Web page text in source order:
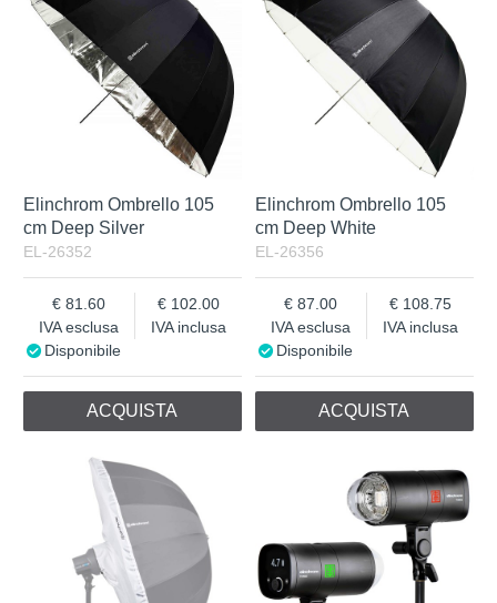
Elinchrom Ombrello 105
cm Deep Silver
EL-26352
IVA esclusa
81.60
IVA inclusa
102.00
Disponibile
ACQUISTA
Elinchrom Ombrello 105
cm Deep White
EL-26356
IVA esclusa
87.00
IVA inclusa
108.75
Disponibile
ACQUISTA